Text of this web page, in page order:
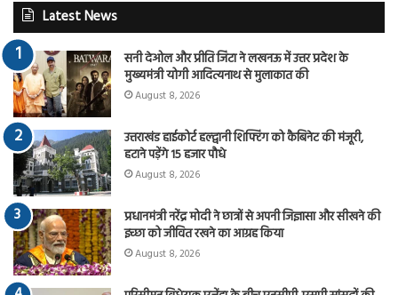
Latest News
सनी देओल और प्रीति जिंटा ने लखनऊ में उत्तर प्रदेश के
मुख्यमंत्री योगी आदित्यनाथ से मुलाकात की
August 8, 2026
उत्तराखंड हाईकोर्ट हल्द्वानी शिफ्टिंग को कैबिनेट की मंजूरी,
हटाने पड़ेंगे 15 हजार पौधे
August 8, 2026
प्रधानमंत्री नरेंद्र मोदी ने छात्रों से अपनी जिज्ञासा और सीखने की
इच्छा को जीवित रखने का आग्रह किया
August 8, 2026